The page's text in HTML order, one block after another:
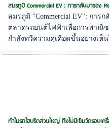
สมรภูมิ Commercial EV : การกลับมาของ
สมรภูมิ "Commercial EV": การ
ตลาดรถยนต์ไฟฟ้าเพื่อการพาณิช
กำลังทวีความดุเดือดขึ้นอย่างเห็
ทำไมรถไฮบริดส่วนใหญ่ ถึงไม่มีเข็มวัดรอบเค